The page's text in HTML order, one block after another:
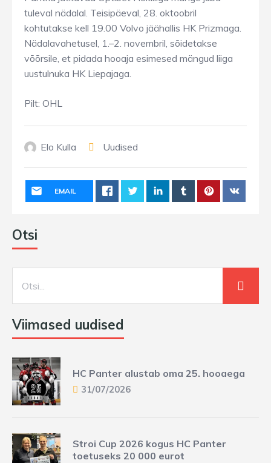
tuleval nädalal. Teisipäeval, 28. oktoobril
kohtutakse kell 19.00 Volvo jäähallis HK Prizmaga.
Nädalavahetusel, 1.–2. novembril, sõidetakse
võõrsile, et pidada hooaja esimesed mängud liiga
uustulnuka HK Liepajaga.
Pilt: OHL
Elo Kulla Uudised
EMAIL
Otsi
Viimased uudised
HC Panter alustab oma 25. hooaega
31/07/2026
Stroi Cup 2026 kogus HC Panter
toetuseks 20 000 eurot